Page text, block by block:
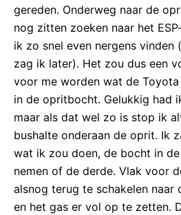
gereden. Onderweg naar de
nog zitten zoeken naar het
ik zo snel even nergens vinden
zag ik later). Het zou dus een
voor me worden wat de
in de opritbocht. Gelukkig had
maar als dat wel zo is stop ik
bushalte onderaan de oprit. Ik
wat ik zou doen, de bocht in
nemen of de derde. Vlak voor
alsnog terug te schakelen naar
en het gas er vol op te zetten.